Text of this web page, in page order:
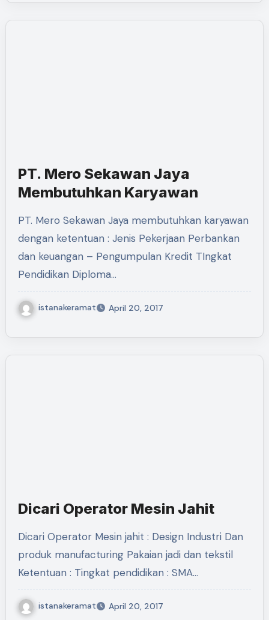
PT. Mero Sekawan Jaya
Membutuhkan Karyawan
PT. Mero Sekawan Jaya membutuhkan karyawan
dengan ketentuan : Jenis Pekerjaan Perbankan
dan keuangan – Pengumpulan Kredit TIngkat
Pendidikan Diploma…
istanakeramat April 20, 2017
Dicari Operator Mesin Jahit
Dicari Operator Mesin jahit : Design Industri Dan
produk manufacturing Pakaian jadi dan tekstil
Ketentuan : Tingkat pendidikan : SMA…
istanakeramat April 20, 2017